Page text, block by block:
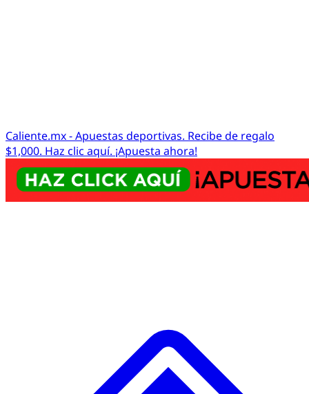
Caliente.mx - Apuestas deportivas. Recibe de regalo
$1,000. Haz clic aquí. ¡Apuesta ahora!